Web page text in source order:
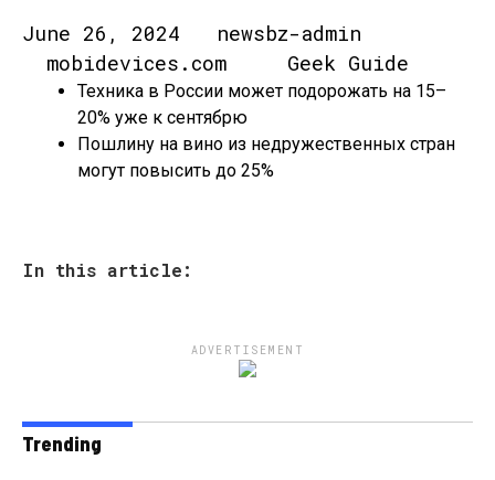
June 26, 2024 newsbz-admin
mobidevices.com Geek Guide
Техника в России может подорожать на 15–
20% уже к сентябрю
Пошлину на вино из недружественных стран
могут повысить до 25%
In this article:
ADVERTISEMENT
Trending